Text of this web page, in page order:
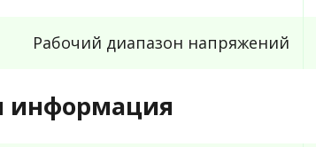
Рабочий диапазон напряжений
информация